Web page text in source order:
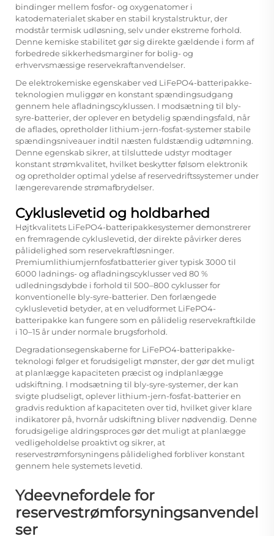
bindinger mellem fosfor- og oxygenatomer i
katodematerialet skaber en stabil krystalstruktur, der
modstår termisk udløsning, selv under ekstreme forhold.
Denne kemiske stabilitet gør sig direkte gældende i form af
forbedrede sikkerhedsmarginer for bolig- og
erhvervsmæssige reservekraftanvendelser.
De elektrokemiske egenskaber ved LiFePO4-batteripakke-
teknologien muliggør en konstant spændingsudgang
gennem hele afladningscyklussen. I modsætning til bly-
syre-batterier, der oplever en betydelig spændingsfald, når
de aflades, opretholder lithium-jern-fosfat-systemer stabile
spændingsniveauer indtil næsten fuldstændig udtømning.
Denne egenskab sikrer, at tilsluttede udstyr modtager
konstant strømkvalitet, hvilket beskytter følsom elektronik
og opretholder optimal ydelse af reservedriftssystemer under
længerevarende strømafbrydelser.
Cykluslevetid og holdbarhed
Højtkvalitets LiFePO4-batteripakkesystemer demonstrerer
en fremragende cykluslevetid, der direkte påvirker deres
pålidelighed som reservekraftløsninger.
Premiumlithiumjernfosfatbatterier giver typisk 3000 til
6000 ladnings- og afladningscyklusser ved 80 %
udledningsdybde i forhold til 500–800 cyklusser for
konventionelle bly-syre-batterier. Den forlængede
cykluslevetid betyder, at en veludformet LiFePO4-
batteripakke kan fungere som en pålidelig reservekraftkilde
i 10–15 år under normale brugsforhold.
Degradationsegenskaberne for LiFePO4-batteripakke-
teknologi følger et forudsigeligt mønster, der gør det muligt
at planlægge kapaciteten præcist og indplanlægge
udskiftning. I modsætning til bly-syre-systemer, der kan
svigte pludseligt, oplever lithium-jern-fosfat-batterier en
gradvis reduktion af kapaciteten over tid, hvilket giver klare
indikatorer på, hvornår udskiftning bliver nødvendig. Denne
forudsigelige aldringsproces gør det muligt at planlægge
vedligeholdelse proaktivt og sikrer, at
reservestrømforsyningens pålidelighed forbliver konstant
gennem hele systemets levetid.
Ydeevnefordele for
reservestrømforsyningsanvendel
ser